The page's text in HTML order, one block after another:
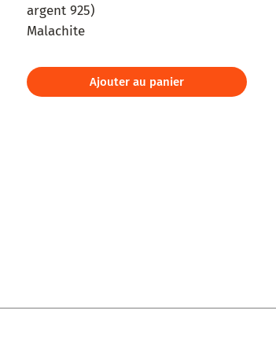
argent 925)
Malachite
Perles vintage années 1950
Ajouter au panier